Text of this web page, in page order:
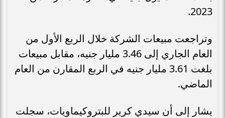
2023.
وتراجعت مبيعات الشركة خلال الربع الأول من
العام الجاري إلى 3.46 مليار جنيه، مقابل مبيعات
بلغت 3.61 مليار جنيه في الربع المقارن من العام
الماضي.
يشار إلى أن سيدي كرير للبتروكيماويات، سجلت